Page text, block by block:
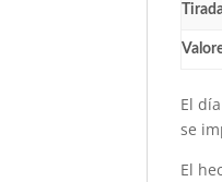
El
se
El